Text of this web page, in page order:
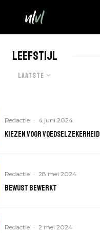
Leefstijl
Laatste
Redactie · 4 juni 2024
Kiezen voor voedselzekerheid
Redactie · 28 mei 2024
Bewust Bewerkt
Redactie · 2 mei 2024